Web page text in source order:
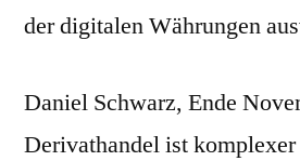
der digitalen Währungen
Daniel Schwarz, Ende
Derivathandel ist komplexer